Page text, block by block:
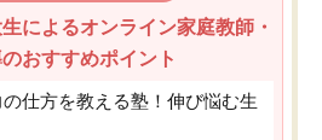
によるオンライン家庭教師・
おすすめポイント
仕方を教える塾！伸び悩む生